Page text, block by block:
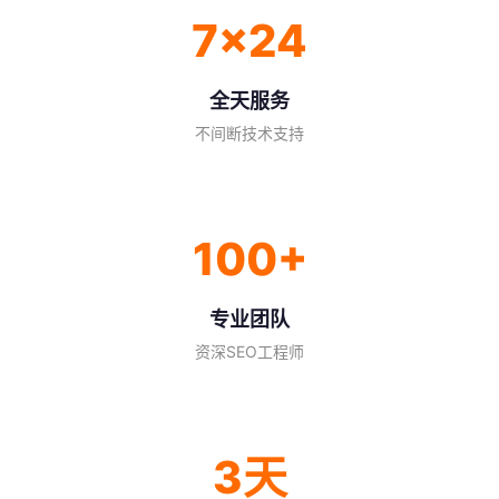
7×24
全天服务
不间断技术支持
100+
专业团队
资深SEO工程师
3天